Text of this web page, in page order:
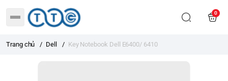
0
Trang chủ / Dell / Key Notebook Dell E6400/ 6410